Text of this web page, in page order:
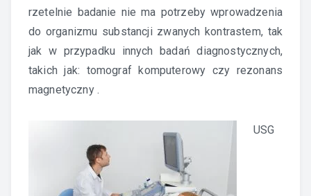
rzetelnie badanie nie ma potrzeby wprowadzenia
do organizmu substancji zwanych kontrastem, tak
jak w przypadku innych badań diagnostycznych,
takich jak: tomograf komputerowy czy rezonans
magnetyczny .
USG